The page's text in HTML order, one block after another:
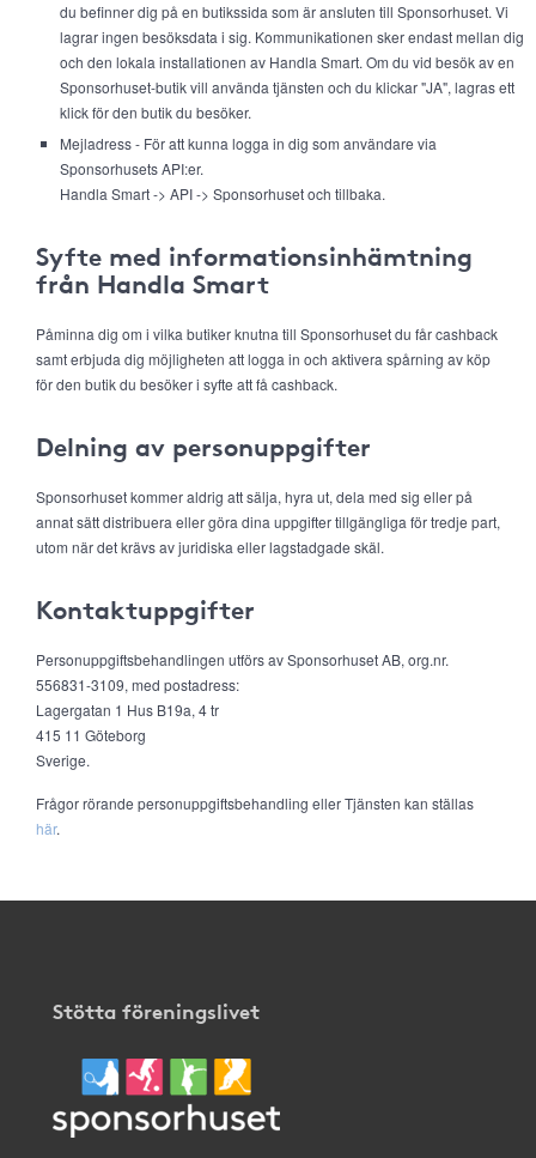
du befinner dig på en butikssida som är ansluten till Sponsorhuset. Vi
lagrar ingen besöksdata i sig. Kommunikationen sker endast mellan dig
och den lokala installationen av Handla Smart. Om du vid besök av en
Sponsorhuset-butik vill använda tjänsten och du klickar "JA", lagras ett
klick för den butik du besöker.
Mejladress - För att kunna logga in dig som användare via
Sponsorhusets API:er.
Handla Smart -> API -> Sponsorhuset och tillbaka.
Syfte med informationsinhämtning
från Handla Smart
Påminna dig om i vilka butiker knutna till Sponsorhuset du får cashback
samt erbjuda dig möjligheten att logga in och aktivera spårning av köp
för den butik du besöker i syfte att få cashback.
Delning av personuppgifter
Sponsorhuset kommer aldrig att sälja, hyra ut, dela med sig eller på
annat sätt distribuera eller göra dina uppgifter tillgängliga för tredje part,
utom när det krävs av juridiska eller lagstadgade skäl.
Kontaktuppgifter
Personuppgiftsbehandlingen utförs av Sponsorhuset AB, org.nr.
556831-3109, med postadress:
Lagergatan 1 Hus B19a, 4 tr
415 11 Göteborg
Sverige.
Frågor rörande personuppgiftsbehandling eller Tjänsten kan ställas
här.
Stötta föreningslivet